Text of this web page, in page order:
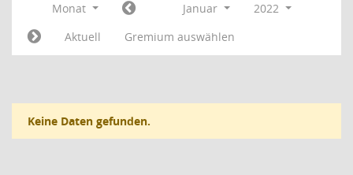
Monat Januar
2022
Aktuell
Gremium auswählen
Keine Daten gefunden.